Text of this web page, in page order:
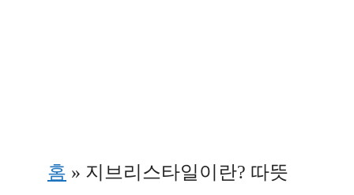
content
홈 » 지브리스타일이란? 따뜻